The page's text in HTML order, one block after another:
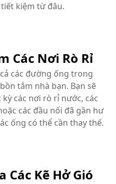
kiệm từ đâu.
Các Nơi Rò Rỉ
các đường ống trong
tắm nhà bạn. Bạn sẽ
các nơi rò rỉ nước, các
các đầu nối đã gần hư
ống có thể cần thay thế.
Các Kẽ Hở Gió